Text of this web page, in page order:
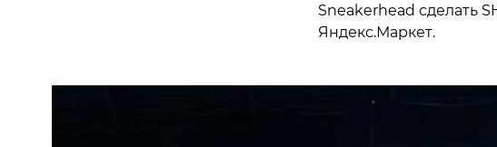
Sneakerhead сделать
Яндекс.Маркет.